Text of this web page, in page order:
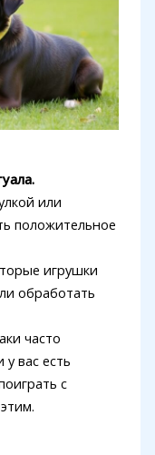
или
положительное
игрушки
обработать
часто
вас есть
с